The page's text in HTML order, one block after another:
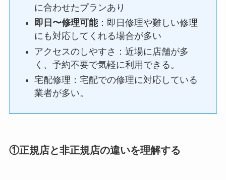
に合わせたプランあり
即日〜修理可能：即日修理や難しい修理
にも対応してくれる場合が多い
アクセスのしやすさ：近場に店舗が多
く、予約不要で気軽に利用できる。
宅配修理：宅配での修理に対応している
業者が多い。
①正規店と非正規店の違いを理解する